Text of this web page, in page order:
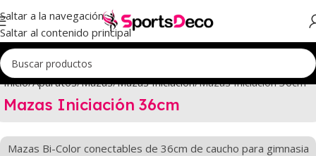
Saltar a la navegación
Saltar al contenido principal
Inicio Aparatos Mazas Mazas Iniciación Mazas Iniciación 36cm
Mazas Iniciación 36cm
Mazas Bi-Color conectables de 36cm de caucho para gimnasia